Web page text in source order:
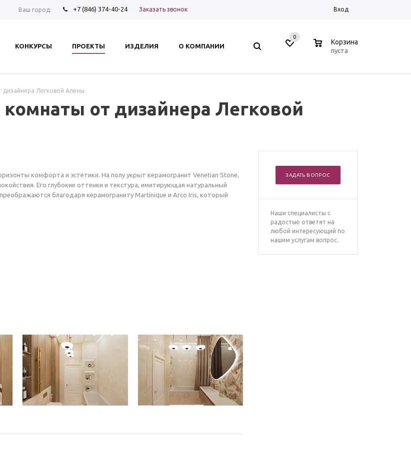
Ваш город: +7 (846) 374-40-24 Заказать звонок Вход
КОНКУРСЫ ПРОЕКТЫ ИЗДЕЛИЯ О КОМПАНИИ
0
Корзина
пуста
дизайнера Легковой Алены
от дизайнера Легковой
ЗАДАТЬ ВОПРОС
Наши специалисты с
радостью ответят на
любой интересующий по
нашим услугам вопрос.
комфорта и эстетики. На полу укрыт керамогранит Venetian Stone,
Его глубокие оттенки и текстура, имитирующая натуральный
благодаря керамограниту Martinique и Arco Iris, который